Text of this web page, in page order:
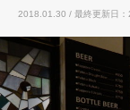
2018.01.30 / 最終更新日